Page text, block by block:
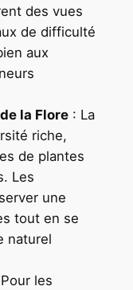
des vues
de difficulté
aux
la Flore: La
riche,
de plantes
Les
une
tout en se
naturel
les